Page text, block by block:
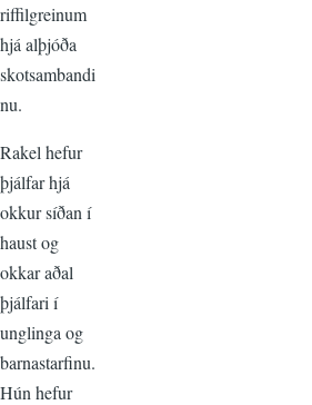
riffilgreinum
hjá alþjóða
skotsambandi
nu.
Rakel hefur
þjálfar hjá
okkur síðan í
haust og
okkar aðal
þjálfari í
unglinga og
barnastarfinu.
Hún hefur